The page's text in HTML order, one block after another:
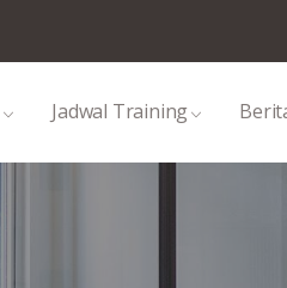
Jadwal Training